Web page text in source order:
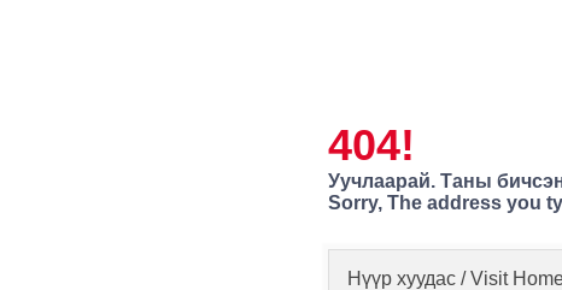
404!
Уучлаарай. Таны
Sorry, The address you
Нүүр хуудас / Visit